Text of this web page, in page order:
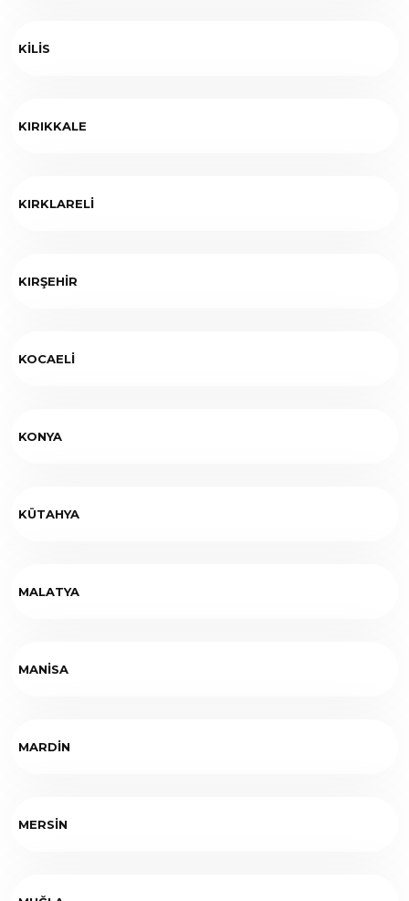
KİLİS
KIRIKKALE
KIRKLARELİ
KIRŞEHİR
KOCAELİ
KONYA
KÜTAHYA
MALATYA
MANİSA
MARDİN
MERSİN